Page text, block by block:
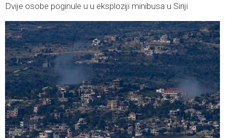
Dvije osobe poginule u u eksploziji minibusa u Siriji